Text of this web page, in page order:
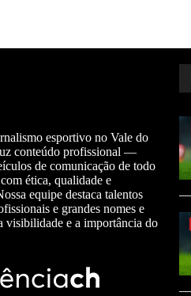
esportivo no Vale do
conteúdo profissional —
de comunicação de todo
ética, qualidade e
equipe destaca talentos
e grandes nomes e
visibilidade e a importância do